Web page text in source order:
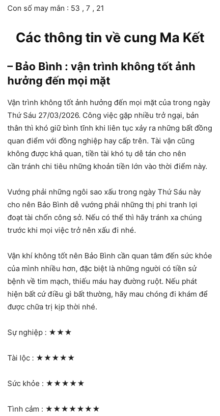
Con số may mắn : 53 , 7 , 21
Các thông tin về cung Ma Kết
– Bảo Bình : vận trình không tốt ảnh
hưởng đến mọi mặt
Vận trình không tốt ảnh hưởng đến mọi mặt của trong ngày
Thứ Sáu 27/03/2026. Công việc gặp nhiều trở ngại, bản
thân thì khó giữ bình tĩnh khi liên tục xảy ra những bất đồng
quan điểm với đồng nghiệp hay cấp trên. Tài vận cũng
không được khả quan, tiền tài khó tụ dễ tán cho nên
cần tránh chi tiêu những khoản tiền lớn vào thời điểm này.
Vướng phải những ngôi sao xấu trong ngày Thứ Sáu này
cho nên Bảo Bình dễ vướng phải những thị phi tranh lợi
đoạt tài chốn công sở. Nếu có thể thì hãy tránh xa chúng
trước khi mọi việc trở nên xấu đi nhé.
Vận khí không tốt nên Bảo Bình cần quan tâm đến sức khỏe
của mình nhiều hơn, đặc biệt là những người có tiền sử
bệnh về tim mạch, thiếu máu hay đường ruột. Nếu phát
hiện bất cứ điều gì bất thường, hãy mau chóng đi khám để
được chữa trị kịp thời nhé.
Sự nghiệp : ★★★
Tài lộc : ★★★★★
Sức khỏe : ★★★★★
Tình cảm : ★★★★★★★